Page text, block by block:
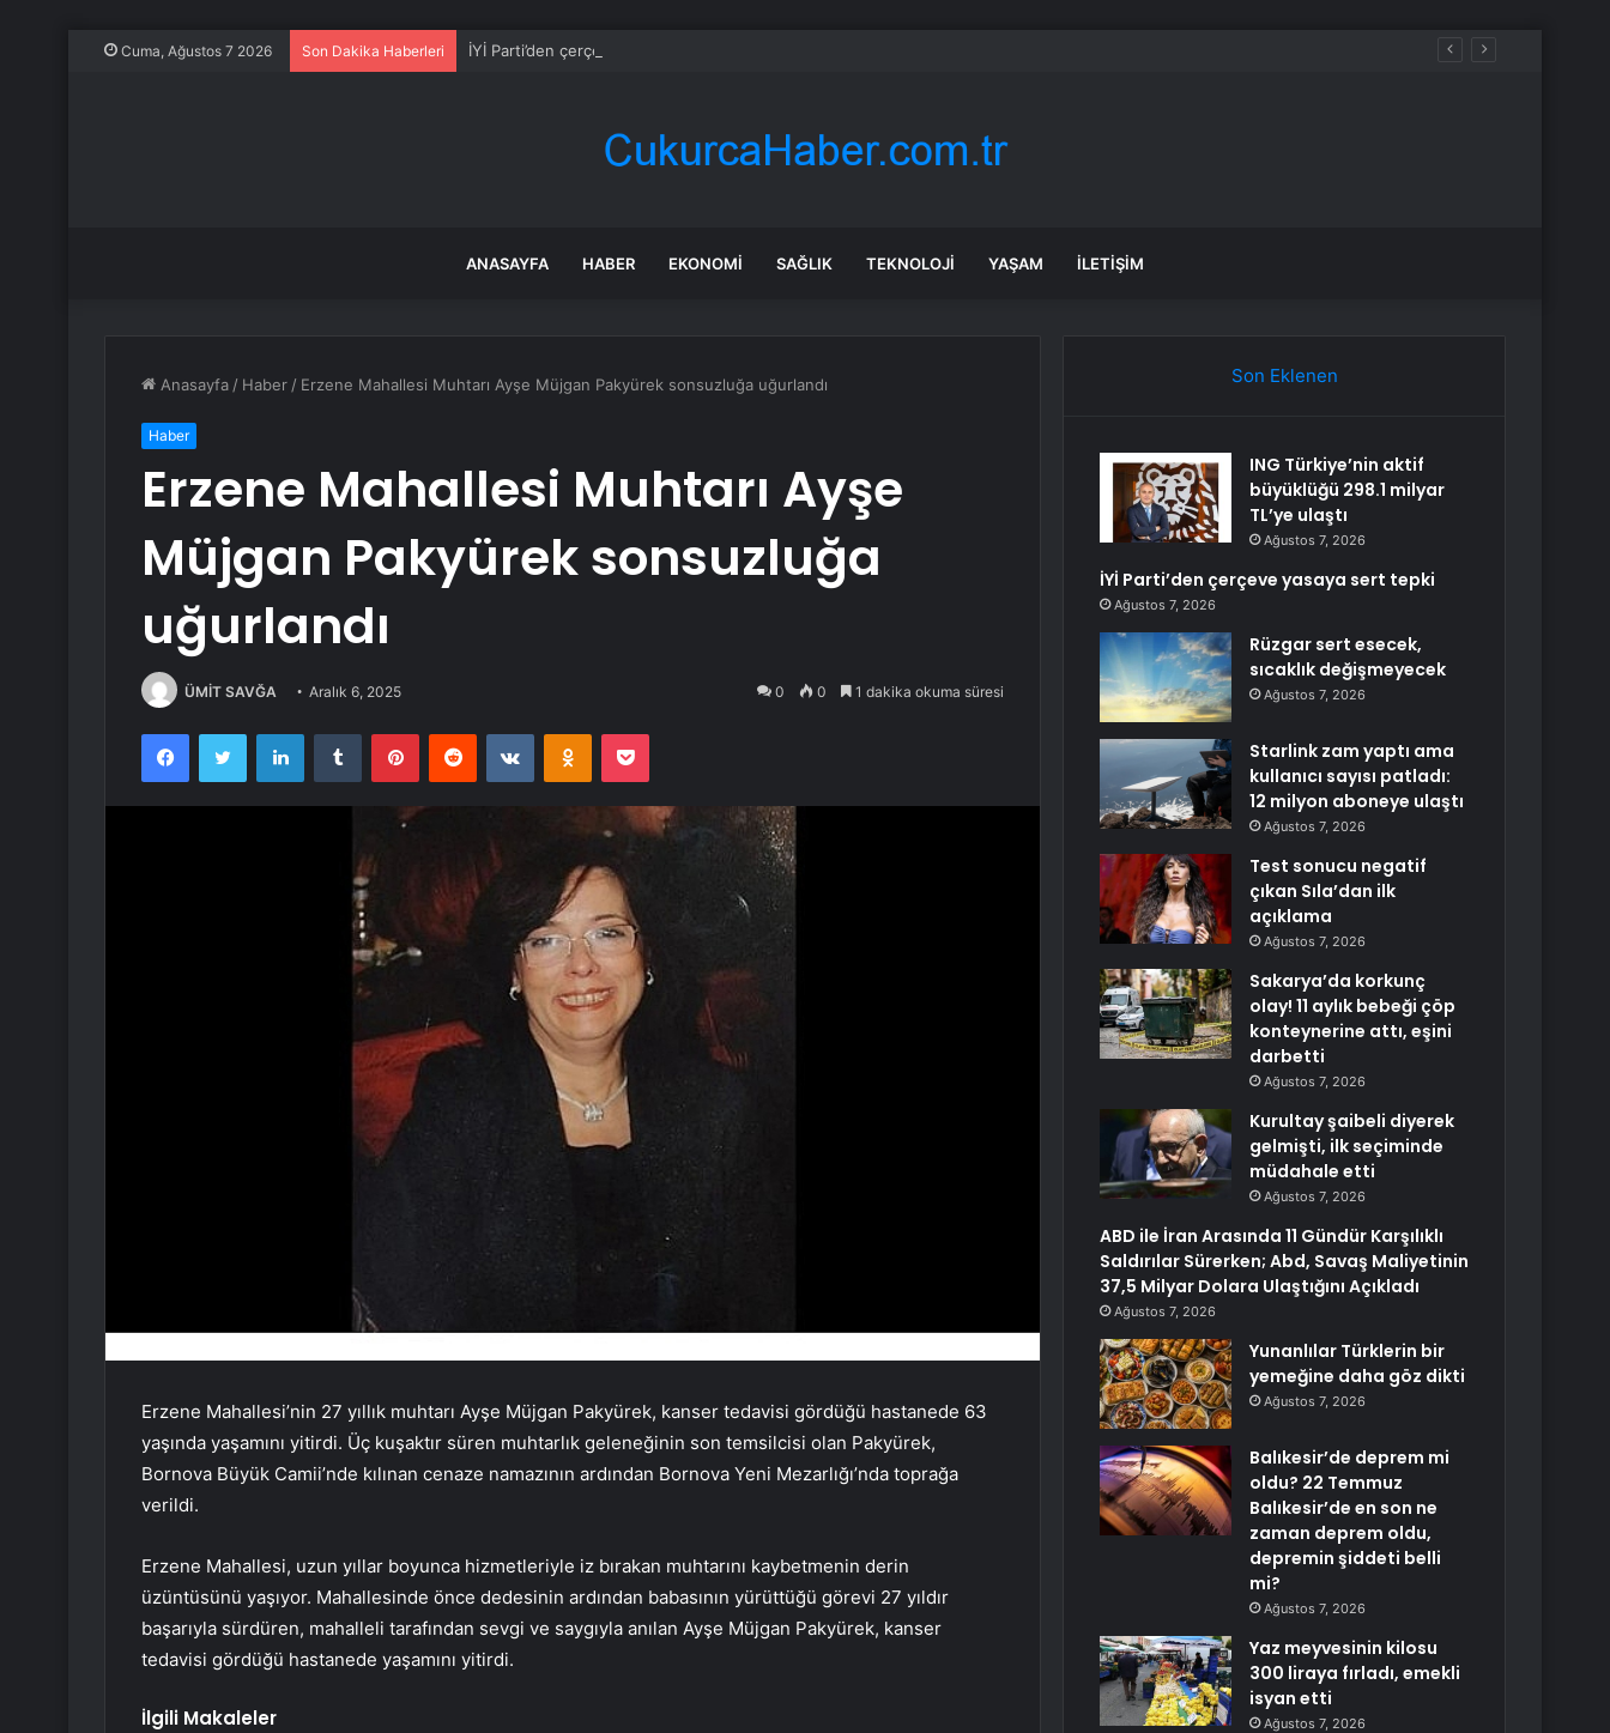
Cuma, Ağustos 7 2026 Son Dakika Haberleri İYİ Parti’den çerçeve yasaya sert tepki
ANASAYFA HABER EKONOMI SAĞLIK TEKNOLOJI YAŞAM İLETIŞIM
Anasayfa / Haber / Erzene Mahallesi Muhtarı Ayşe Müjgan Pakyürek sonsuzluğa uğurlandı
Haber
Erzene Mahallesi Muhtarı Ayşe
Müjgan Pakyürek sonsuzluğa
uğurlandı
ÜMİT SAVĞA Aralık 6, 2025 0 0 1 dakika okuma süresi
FacebookTwitter LinkedInTumblr PinterestReddit VKontakteOdnoklassniki
Pocket
Erzene Mahallesi’nin 27 yıllık muhtarı Ayşe Müjgan Pakyürek, kanser tedavisi gördüğü hastanede 63
yaşında yaşamını yitirdi. Üç kuşaktır süren muhtarlık geleneğinin son temsilcisi olan Pakyürek,
Bornova Büyük Camii’nde kılınan cenaze namazının ardından Bornova Yeni Mezarlığı’nda toprağa
verildi.
Erzene Mahallesi, uzun yıllar boyunca hizmetleriyle iz bırakan muhtarını kaybetmenin derin
üzüntüsünü yaşıyor. Mahallesinde önce dedesinin ardından babasının yürüttüğü görevi 27 yıldır
başarıyla sürdüren, mahalleli tarafından sevgi ve saygıyla anılan Ayşe Müjgan Pakyürek, kanser
tedavisi gördüğü hastanede yaşamını yitirdi.
İlgili Makaleler
Son Eklenen
ING Türkiye’nin aktif
büyüklüğü 298.1 milyar
TL’ye ulaştı
Ağustos 7, 2026
İYİ Parti’den çerçeve yasaya sert tepki
Ağustos 7, 2026
Rüzgar sert esecek,
sıcaklık değişmeyecek
Ağustos 7, 2026
Starlink zam yaptı ama
kullanıcı sayısı patladı:
12 milyon aboneye ulaştı
Ağustos 7, 2026
Test sonucu negatif
çıkan Sıla’dan ilk
açıklama
Ağustos 7, 2026
Sakarya’da korkunç
olay! 11 aylık bebeği çöp
konteynerine attı, eşini
darbetti
Ağustos 7, 2026
Kurultay şaibeli diyerek
gelmişti, ilk seçiminde
müdahale etti
Ağustos 7, 2026
ABD ile İran Arasında 11 Gündür Karşılıklı
Saldırılar Sürerken; Abd, Savaş Maliyetinin
37,5 Milyar Dolara Ulaştığını Açıkladı
Ağustos 7, 2026
Yunanlılar Türklerin bir
yemeğine daha göz dikti
Ağustos 7, 2026
Balıkesir’de deprem mi
oldu? 22 Temmuz
Balıkesir’de en son ne
zaman deprem oldu,
depremin şiddeti belli
mi?
Ağustos 7, 2026
Yaz meyvesinin kilosu
300 liraya fırladı, emekli
isyan etti
Ağustos 7, 2026